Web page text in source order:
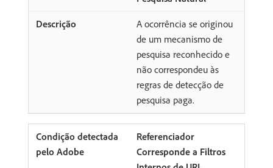
A ocorrência se originou
de um mecanismo de
pesquisa reconhecido e
não correspondeu às
regras de detecção de
pesquisa paga.
Referenciador
Corresponde a Filtros